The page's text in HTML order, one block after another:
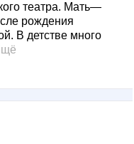
театра. Мать—
рождения
В детстве много